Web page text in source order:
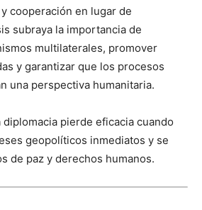
cooperación en lugar de
subraya la importancia de
multilaterales, promover
y garantizar que los procesos
una perspectiva humanitaria.
diplomacia pierde eficacia cuando
geopolíticos inmediatos y se
de paz y derechos humanos.